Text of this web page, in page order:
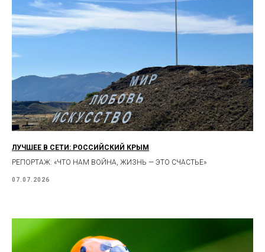
ЛУЧШЕЕ В СЕТИ: РОССИЙСКИЙ КРЫМ
РЕПОРТАЖ: «ЧТО НАМ ВОЙНА, ЖИЗНЬ — ЭТО СЧАСТЬЕ»
07.07.2026